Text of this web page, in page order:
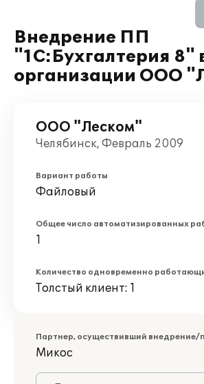
Внедрение ПП
"1С:Бухгалтерия 8"
организации ООО
ООО "Леском"
Челябинск, Февраль 2009
Вариант работы
Файловый
Общее число автоматизированных
1
Количество одновременно
Толстый клиент: 1
Партнер, осуществивший внедрение/
Микос